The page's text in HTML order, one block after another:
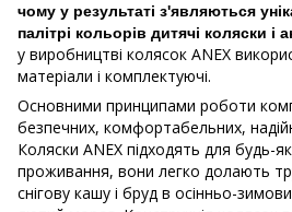
чому у результаті з'являються
палітрі кольорів дитячі коляски і
у виробництві колясок ANEX
матеріали і комплектуючі.
Основними принципами роботи
безпечних, комфортабельних,
Коляски ANEX підходять для будь-
проживання, вони легко долають
снігову кашу і бруд в осінньо-